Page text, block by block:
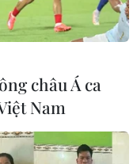
châu Á ca
Nam